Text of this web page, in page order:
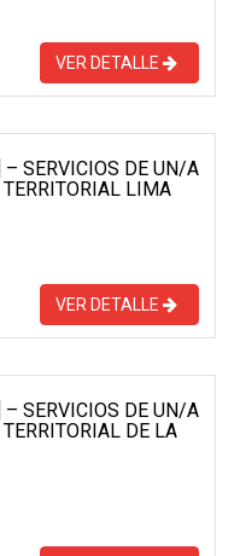
VER DETALLE
SERVICIOS DE UN/A
LIMA
VER DETALLE
SERVICIOS DE UN/A
DE LA